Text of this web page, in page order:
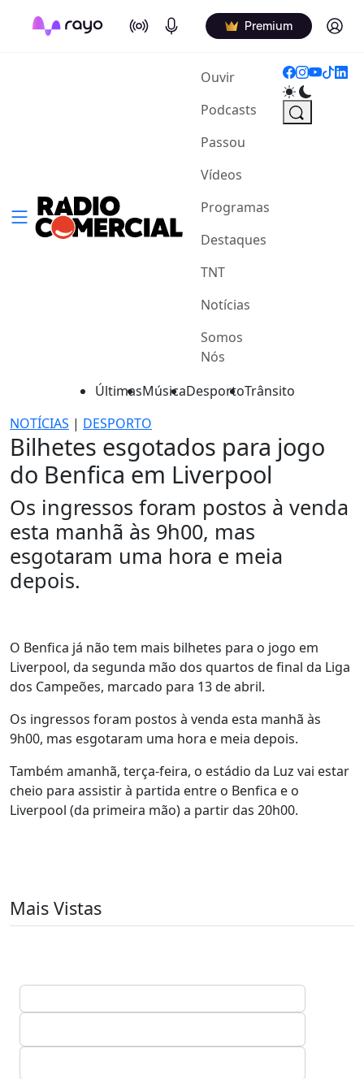
On Air Podcasts Premium Log in
Ouvir(current)
Podcasts
Passou
Vídeos
Programas
Destaques
TNT
Notícias
Somos
Nós
ÚltimasMúsicaDesportoTrânsito
NOTÍCIAS | DESPORTO
Bilhetes esgotados para jogo
do Benfica em Liverpool
Os ingressos foram postos à venda
esta manhã às 9h00, mas
esgotaram uma hora e meia
depois.
O Benfica já não tem mais bilhetes para o jogo em
Liverpool, da segunda mão dos quartos de final da Liga
dos Campeões, marcado para 13 de abril.
Os ingressos foram postos à venda esta manhã às
9h00, mas esgotaram uma hora e meia depois.
Também amanhã, terça-feira, o estádio da Luz vai estar
cheio para assistir à partida entre o Benfica e o
Liverpool (da primeira mão) a partir das 20h00.
Mais Vistas